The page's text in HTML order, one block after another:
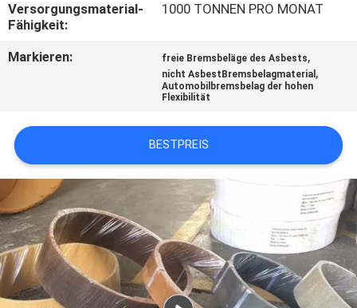
VERBINDUNG
ZITAT
SITEMAP
PRIVACY
POLICY
Versorgungsmaterial-
Fähigkeit:
1000 TONNEN PRO MONAT
Markieren: freie Bremsbeläge des Asbests,
nicht AsbestBremsbelagmaterial ,
Automobilbremsbelag der hohen
Flexibilität
BESTPREIS